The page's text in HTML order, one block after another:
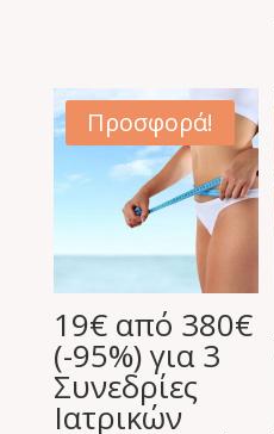
Προσφορά!
19€ από 380€
(-95%) για 3
Συνεδρίες
Ιατρικών